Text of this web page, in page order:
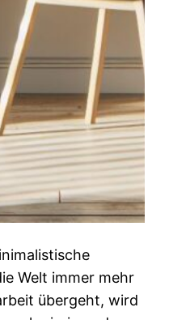
Welt immer mehr
übergeht, wird